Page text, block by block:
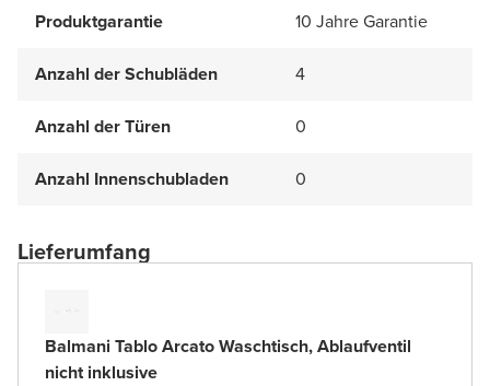
Produktgarantie 10 Jahre Garantie
Anzahl der Schubläden 4
Anzahl der Türen 0
Anzahl Innenschubladen 0
Lieferumfang
Balmani Tablo Arcato Waschtisch, Ablaufventil
nicht inklusive